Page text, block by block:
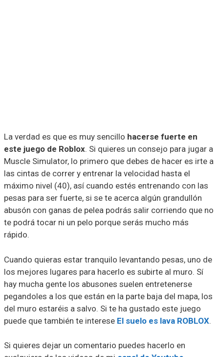
La verdad es que es muy sencillo hacerse fuerte en
este juego de Roblox. Si quieres un consejo para jugar a
Muscle Simulator, lo primero que debes de hacer es irte a
las cintas de correr y entrenar la velocidad hasta el
máximo nivel (40), así cuando estés entrenando con las
pesas para ser fuerte, si se te acerca algún grandullón
abusón con ganas de pelea podrás salir corriendo que no
te podrá tocar ni un pelo porque serás mucho más
rápido.
Cuando quieras estar tranquilo levantando pesas, uno de
los mejores lugares para hacerlo es subirte al muro. Sí
hay mucha gente los abusones suelen entretenerse
pegandoles a los que están en la parte baja del mapa, los
del muro estaréis a salvo. Si te ha gustado este juego
puede que también te interese El suelo es lava ROBLOX.
Si quieres dejar un comentario puedes hacerlo en